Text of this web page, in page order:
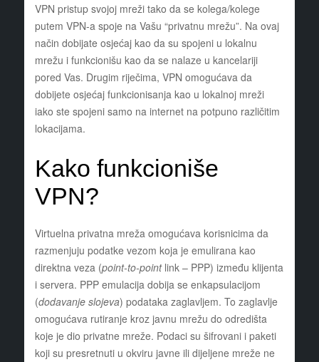
VPN pristup svojoj mreži tako da se kolega/kolege
putem VPN-a spoje na Vašu “privatnu mrežu”. Na ovaj
način dobijate osjećaj kao da su spojeni u lokalnu
mrežu i funkcionišu kao da se nalaze u kancelariji
pored Vas. Drugim riječima, VPN omogućava da
dobijete osjećaj funkcionisanja kao u lokalnoj mreži
iako ste spojeni samo na internet na potpuno različitim
lokacijama.
Kako funkcioniše
VPN?
Virtuelna privatna mreža omogućava korisnicima da
razmenjuju podatke vezom koja je emulirana kao
direktna veza (point-to-pointlink – PPP) između klijenta
i servera. PPP emulacija dobija se enkapsulacijom
(dodavanje slojeva) podataka zaglavljem. To zaglavlje
omogućava rutiranje kroz javnu mrežu do odredišta
koje je dio privatne mreže. Podaci su šifrovani i paketi
koji su presretnuti u okviru javne ili dijeljene mreže ne